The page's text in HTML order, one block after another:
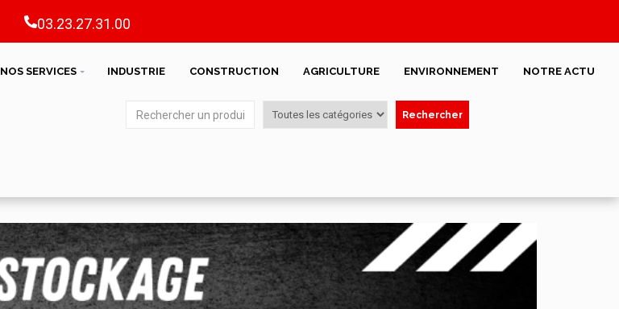
03.23.27.31.00
NOS SERVICES INDUSTRIE CONSTRUCTION AGRICULTURE ENVIRONNEMENT NOTRE ACTU
Rechercher